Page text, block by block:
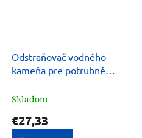
Odstraňovač vodného
kameňa pre potrubné
Savagro KD 5 kg
Skladom
€27,33